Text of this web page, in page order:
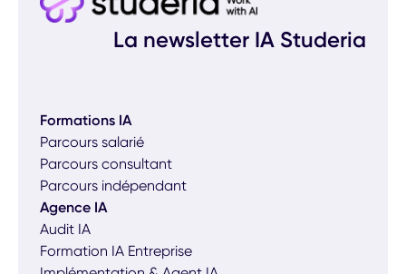
La newsletter IA Studeria
Formations IA
Parcours salarié
Parcours consultant
Parcours indépendant
Agence IA
Audit IA
Formation IA Entreprise